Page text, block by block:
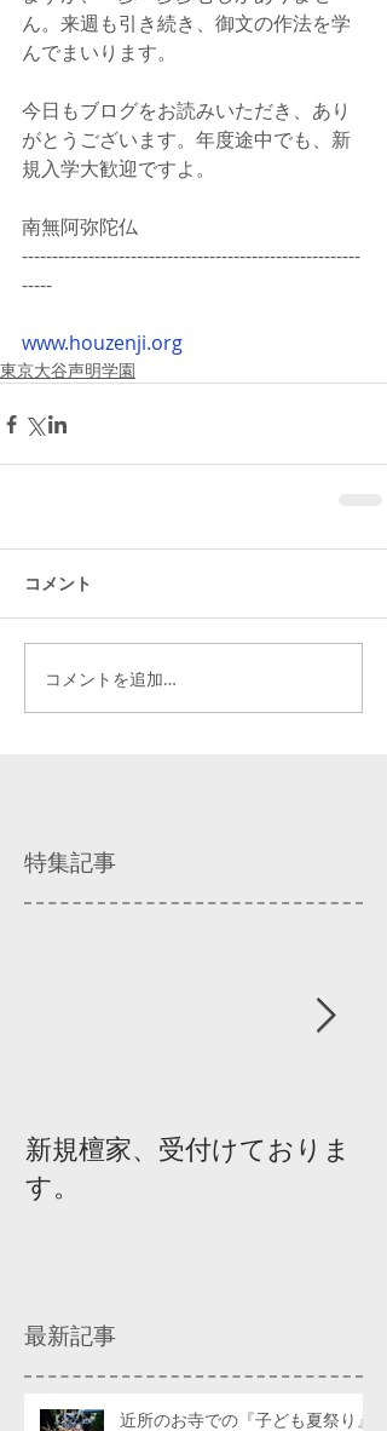
ん。来週も引き続き、御文の作法を学
んでまいります。
今日もブログをお読みいただき、あり
がとうございます。年度途中でも、新
規入学大歓迎ですよ。
南無阿弥陀仏
--------------------------------------------------------
-----
www.houzenji.org
東京大谷声明学園
コメント
コメントを追加…
特集記事
新規檀家、受付けておりま
す。
最新記事
近所のお寺での『子ども夏祭り』